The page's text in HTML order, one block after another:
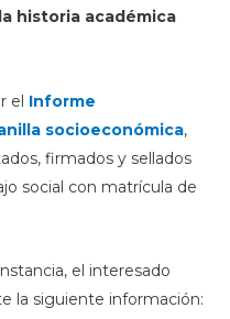
historia académica
el Informe
socioeconómica,
firmados y sellados
social con matrícula de
el interesado
la siguiente información: